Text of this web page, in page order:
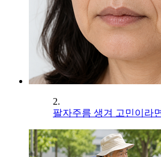
2.
팔자주름 생겨 고민이라